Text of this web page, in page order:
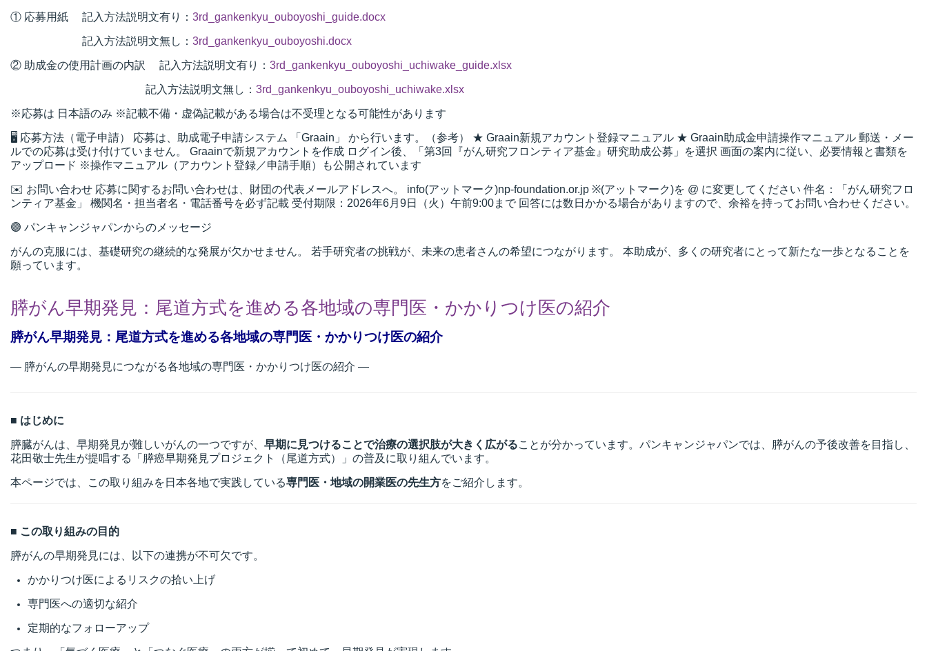
① 応募用紙 記入方法説明文有り： 3rd_gankenkyu_ouboyoshi_guide.docx
記入方法説明文無し： 3rd_gankenkyu_ouboyoshi.docx
② 助成金の使用計画の内訳 記入方法説明文有り： 3rd_gankenkyu_ouboyoshi_uchiwake_guide.xlsx
記入方法説明文無し： 3rd_gankenkyu_ouboyoshi_uchiwake.xlsx
※応募は 日本語のみ ※記載不備・虚偽記載がある場合は不受理となる可能性があります
🖥 応募方法（電子申請） 応募は、助成電子申請システム 「Graain」 から行います。（参考） ★ Graain新規アカウント登録マニュアル ★ Graain助成金申請操作マニュアル 郵送・メー
ルでの応募は受け付けていません。 Graainで新規アカウントを作成 ログイン後、「第3回『がん研究フロンティア基金』研究助成公募」を選択 画面の案内に従い、必要情報と書類を
アップロード ※操作マニュアル（アカウント登録／申請手順）も公開されています
✉️ お問い合わせ 応募に関するお問い合わせは、財団の代表メールアドレスへ。 info(アットマーク)np-foundation.or.jp ※(アットマーク)を @ に変更してください 件名：「がん研究フロ
ンティア基金」 機関名・担当者名・電話番号を必ず記載 受付期限：2026年6月9日（火）午前9:00まで 回答には数日かかる場合がありますので、余裕を持ってお問い合わせください。
🟣 パンキャンジャパンからのメッセージ
がんの克服には、基礎研究の継続的な発展が欠かせません。 若手研究者の挑戦が、未来の患者さんの希望につながります。 本助成が、多くの研究者にとって新たな一歩となることを
願っています。
膵がん早期発見：尾道方式を進める各地域の専門医・かかりつけ医の紹介
膵がん早期発見：尾道方式を進める各地域の専門医・かかりつけ医の紹介
― 膵がんの早期発見につながる各地域の専門医・かかりつけ医の紹介 ―
■ はじめに
膵臓がんは、早期発見が難しいがんの一つですが、 早期に見つけることで治療の選択肢が大きく広がることが分かっています。パンキャンジャパンでは、膵がんの予後改善を目指し、
花田敬士先生が提唱する「膵癌早期発見プロジェクト（尾道方式）」の普及に取り組んでいます。
本ページでは、この取り組みを日本各地で実践している専門医・地域の開業医の先生方をご紹介します。
■ この取り組みの目的
膵がんの早期発見には、以下の連携が不可欠です。
かかりつけ医によるリスクの拾い上げ
専門医への適切な紹介
定期的なフォローアップ